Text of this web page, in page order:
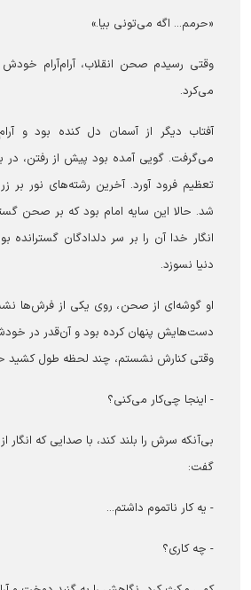
«حرمم... اگه می‌تونی بیا.»
وقتی رسیدم صحن انقلاب، آرام‌آرام خودش
می‌کرد.
آفتاب دیگر از آسمان دل کنده بود و
می‌گرفت. گویی آمده بود پیش از رفتن، در
تعظیم فرود آورد. آخرین رشته‌های نور بر
شد. حالا این سایه‌ امام بود که بر صحن
انگار خدا آن را بر سر دلدادگان گسترانده
دنیا نسوزد.
او گوشه‌ای از صحن، روی یکی از فرش‌ها
دست‌هایش پنهان کرده بود و آن‌قدر در
وقتی کنارش نشستم، چند لحظه طول کشید
- اینجا چی‌کار می‌کنی؟
بی‌آنکه سرش را بلند کند، با صدایی که
گفت:
- یه کار ناتموم داشتم...
- چه کاری؟